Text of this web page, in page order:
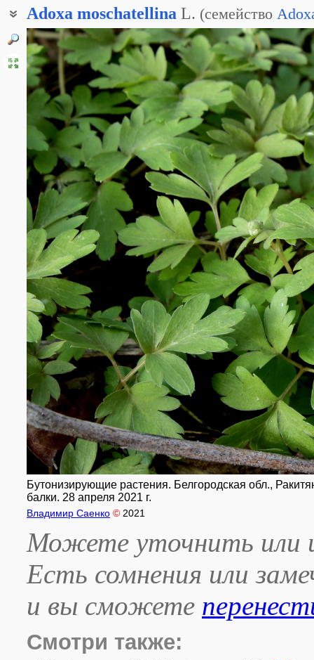
Adoxa moschatellina L. (семейство
Мускатница мускусная
Мускусница
Бутонизирующие растения. Белгородская обл.,
балки. 28 апреля 2021 г.
Владимир Саенко © 2021
Можете уточнить или
Есть сомнения или
и вы сможете
Смотри также: